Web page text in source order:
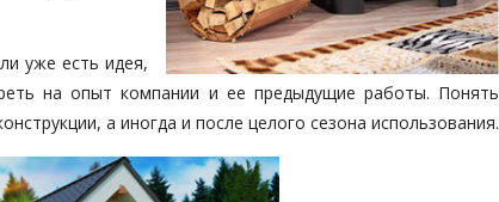
уже есть идея,
на опыт компании и ее предыдущие работы. Понять
а иногда и после целого сезона использования.